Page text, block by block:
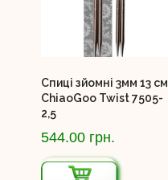
Спиці зйомні 3мм 13 см
ChiaoGoo Twist 7505-
2,5
544.00 грн.